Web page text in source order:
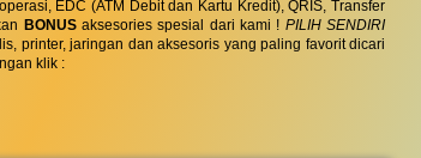
EDC (ATM Debit dan Kartu Kredit), QRIS, Transfer
BONUSaksesories spesial dari kami ! PILIH SENDIRI
printer, jaringan dan aksesoris yang paling favorit dicari
klik :